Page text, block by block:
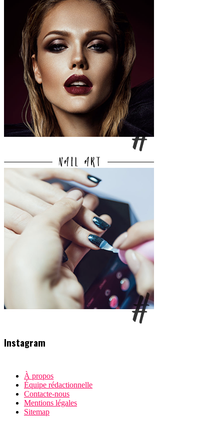
Instagram
À propos
Équipe rédactionnelle
Contacte-nous
Mentions légales
Sitemap